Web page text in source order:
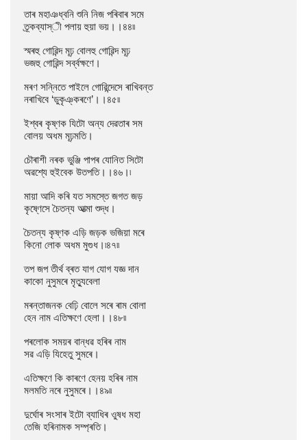
তাৰ মহাঞধ্বনি শুনি নিজ পৰিবাৰ সমে
ত্ৰ্কব্যাস্ী পলায় হুয়া ভয়।।৪৪৷৷
স্মৰহু গোৱিন্দ মূঢ় বোলহু গোৱিন্দ মূঢ়
ভজহু গোৱিন্দ সৰ্ব্বক্ষণে।
মৰণ সন্নিতে পাইলে গোৱিন্দেসে ৰাখিবন্ত
নৰাখিবে ‘ডুকৃঞ্কৰণে’।।৪৫৷৷
ইশ্বৰ কৃষ্ণক যিটো অন্য দেৱতাৰ সম
বোলয় অধম মূঢ়মতি।
চৌৰাশী নৰক ভুঞ্জি পাপৰ যোনিত সিটো
অৱশ্যে হুইবেক উতপতি।।৪৬।৷
মায়া আদি কৰি যত সমস্তে জগত জড়
কৃষ্ণেসে চৈতন্য আত্মা শুদ্ধ।
চৈতন্য কৃষ্ণক এড়ি জড়ক ভজিয়া মৰে
কিনো লোক অধম মুগুধ।৷৪৭৷৷
তপ জপ তীৰ্থ ব্ৰত যাগ যোগ যজ্ঞ দান
কাকো নুসুমৰে মৃত্যুবেলা
মৰন্তাজনক বেঢ়ি বোলে সৰে ৰাম বোলা
হেন নাম এতিক্ষণে হেলা।।৪৮৷৷
পৰলোক সময়ৰ বান্ধৱ হৰিৰ নাম
সৱ এড়ি যিহেতু সুমৰে।
এতিক্ষণে কি কাৰণে হেনয় হৰিৰ নাম
মলমতি নৰে নুসুমৰে।।৪৯৷৷
দুৰ্ঘোৰ সংসাৰ ইটো ব্যাধিৰ ওুষধ মহা
তেজি হৰিনামক সম্প্ৰতি।